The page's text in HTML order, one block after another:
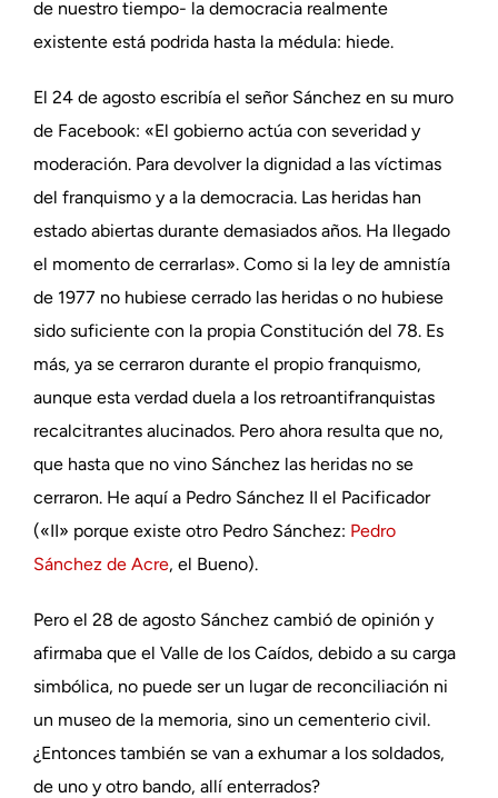
de nuestro tiempo- la democracia realmente
existente está podrida hasta la médula: hiede.
El 24 de agosto escribía el señor Sánchez en su muro
de Facebook: «El gobierno actúa con severidad y
moderación. Para devolver la dignidad a las víctimas
del franquismo y a la democracia. Las heridas han
estado abiertas durante demasiados años. Ha llegado
el momento de cerrarlas». Como si la ley de amnistía
de 1977 no hubiese cerrado las heridas o no hubiese
sido suficiente con la propia Constitución del 78. Es
más, ya se cerraron durante el propio franquismo,
aunque esta verdad duela a los retroantifranquistas
recalcitrantes alucinados. Pero ahora resulta que no,
que hasta que no vino Sánchez las heridas no se
cerraron. He aquí a Pedro Sánchez II el Pacificador
(«II» porque existe otro Pedro Sánchez: Pedro
Sánchez de Acre, el Bueno).
Pero el 28 de agosto Sánchez cambió de opinión y
afirmaba que el Valle de los Caídos, debido a su carga
simbólica, no puede ser un lugar de reconciliación ni
un museo de la memoria, sino un cementerio civil.
¿Entonces también se van a exhumar a los soldados,
de uno y otro bando, allí enterrados?